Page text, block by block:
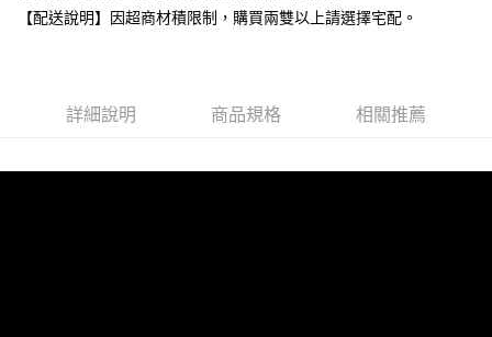
每筆NT$80，滿NT$599(含以上)免運費
【配送說明】因超商材積限制，購買兩雙以上請選擇宅配。
詳細說明 商品規格 相關推薦